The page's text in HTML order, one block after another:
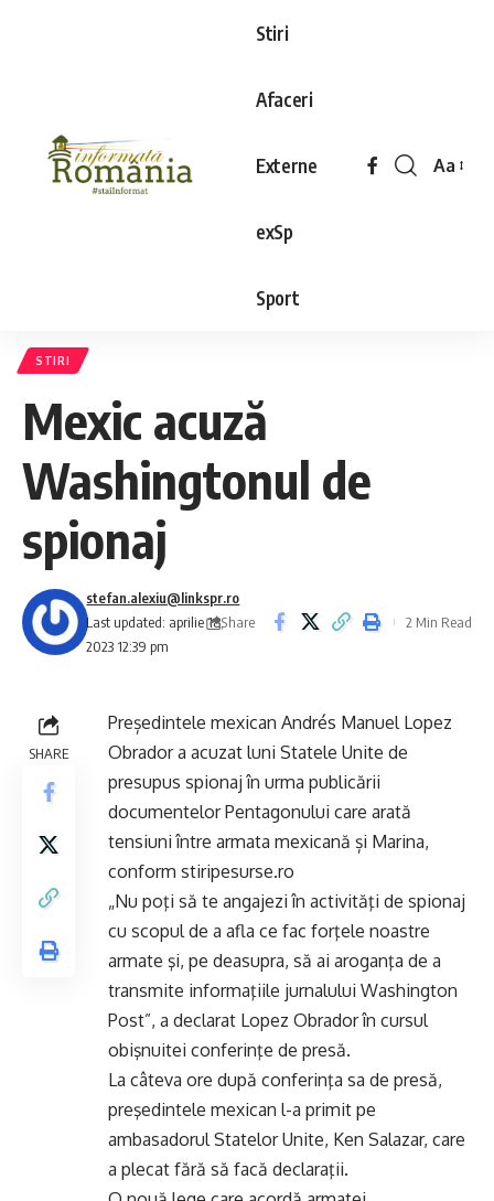
Stiri
Afaceri
Externe
exSp
Sport
Aa
STIRI
Mexic acuză
Washingtonul de
spionaj
Last updated: aprilie 18,
2023 12:39 pm
stefan.alexiu@linkspr.ro
Share
2 Min Read
SHARE
Președintele mexican Andrés Manuel Lopez
Obrador a acuzat luni Statele Unite de
presupus spionaj în urma publicării
documentelor Pentagonului care arată
tensiuni între armata mexicană și Marina,
conform stiripesurse.ro
„Nu poţi să te angajezi în activităţi de spionaj
cu scopul de a afla ce fac forţele noastre
armate şi, pe deasupra, să ai aroganţa de a
transmite informaţiile jurnalului Washington
Post”, a declarat Lopez Obrador în cursul
obişnuitei conferinţe de presă.
La câteva ore după conferinţa sa de presă,
preşedintele mexican l-a primit pe
ambasadorul Statelor Unite, Ken Salazar, care
a plecat fără să facă declaraţii.